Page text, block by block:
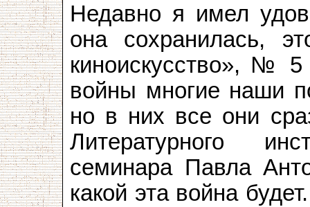
Недавно я имел
она сохранилась,
киноискусство», №
войны многие наши
но в них все они
Литературного
семинара Павла
какой эта война